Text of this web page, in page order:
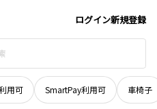
ログイン新規登録
用可 SmartPay利用可 車椅子